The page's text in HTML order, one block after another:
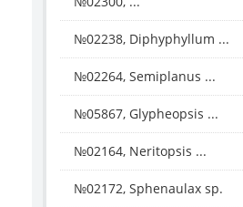
№02238, Diphyphyllum ...
№02264, Semiplanus ...
№05867, Glypheopsis ...
№02164, Neritopsis ...
№02172, Sphenaulax sp.